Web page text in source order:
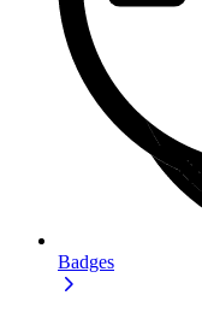
Badges